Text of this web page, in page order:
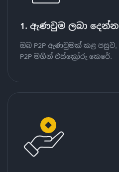
1. ඇණවුම ලබා දෙන්න
ඔබ P2P ඇණවුමක් කළ පසුව,
P2P මගින් එස්ක්‍රෝරු කෙරේ.